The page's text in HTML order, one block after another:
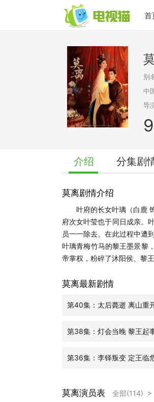
首
别
中
导
介绍 分集剧
莫离剧情介绍
叶府的长女叶璃（白鹿
府次女叶莹也于同日成亲。
员一一除去。在此过程中遭
叶璃青梅竹马的黎王墨景黎
帝掌权，粉碎了沐阳侯、黎
莫离最新剧情
第40集：太后薨逝 离山重
第38集：灯会当晚 黎王起
第36集：李铎叛变 定王临
莫离演员表 全部(114) >